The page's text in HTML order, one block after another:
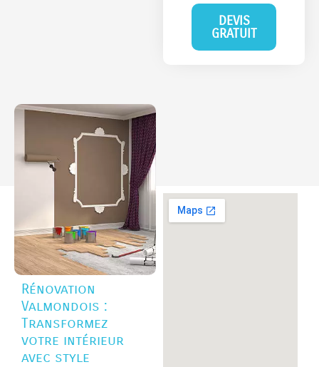
DEVIS
GRATUIT
Rénovation
Valmondois :
Transformez
votre intérieur
avec style